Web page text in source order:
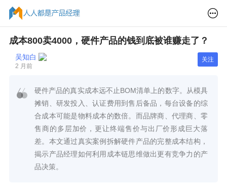
成本800卖4000，硬件产品的钱到底被谁赚走了？
吴知白
2 月前
关注
硬件产品的真实成本远不止BOM清单上的数字。从模具
摊销、研发投入、认证费用到售后备品，每台设备的综
合成本可能是物料成本的数倍。而品牌商、代理商、零
售商的多层加价，更让终端售价与出厂价形成巨大落
差。本文通过真实案例拆解硬件产品的完整成本结构，
揭示产品经理如何利用成本链思维做出更有竞争力的产
品决策。